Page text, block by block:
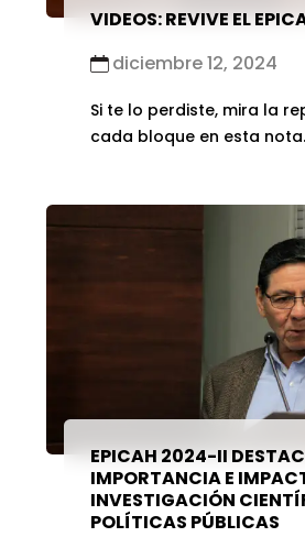
VIDEOS: REVIVE EL
diciembre 12, 2024
Si te lo perdiste, mira la
cada bloque en esta nota.
EPICAH 2024-II
IMPORTANCIA E
INVESTIGACIÓN
POLÍTICAS PÚBLICAS